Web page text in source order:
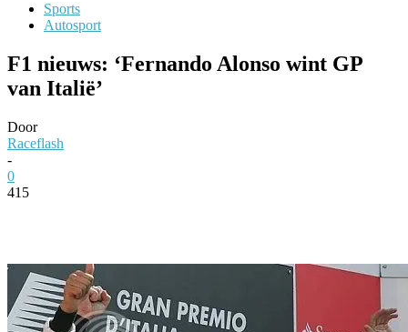
Sports
Autosport
F1 nieuws: ‘Fernando Alonso wint GP
van Italië’
Door
Raceflash
-
0
415